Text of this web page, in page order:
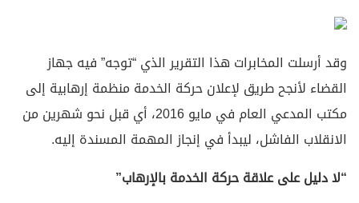
وقد أرسلت المخابرات هذا التقرير الذي “توجه” فيه جهاز
القضاء لأنجح طريق لإعلان حركة الخدمة منظمة إرهابية إلى
مكتب المدعي العام في مايو 2016، أي قبل نحو شهرين من
الانقلاب الفاشل، ليبدأ في إنجاز المهمة المسندة إليه.
“لا دليل على علاقة حركة الخدمة بالإرهاب”